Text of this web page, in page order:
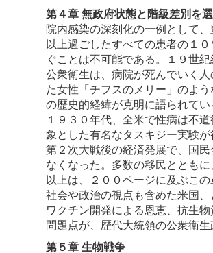
第４章 無政府状態と階級差別を
院内感染の深刻化の一例として
以上過ごしたすべての患者の１
ぐことは不可能である。１９世
公衆衛生は、病院が死んでいく
た女性「チフスのメリー」のよ
の歴史的経緯が克明に語られてい
１９３０年代、全米で性病は不
象とした有名なタスキジー実験
第２次大戦後の経済発展で、国
なくなった。多数の移民ととも
以上は、２００ページに及ぶこ
社会や政治の視点も含めた米国
ワクチン開発による恩恵、抗生
問題点が、歴代大統領の公衆衛
第５章 生物戦争